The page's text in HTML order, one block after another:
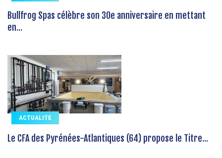
Bullfrog Spas célèbre son 30e anniversaire en mettant
en...
ACTUALITE
Le CFA des Pyrénées-Atlantiques (64) propose le Titre...